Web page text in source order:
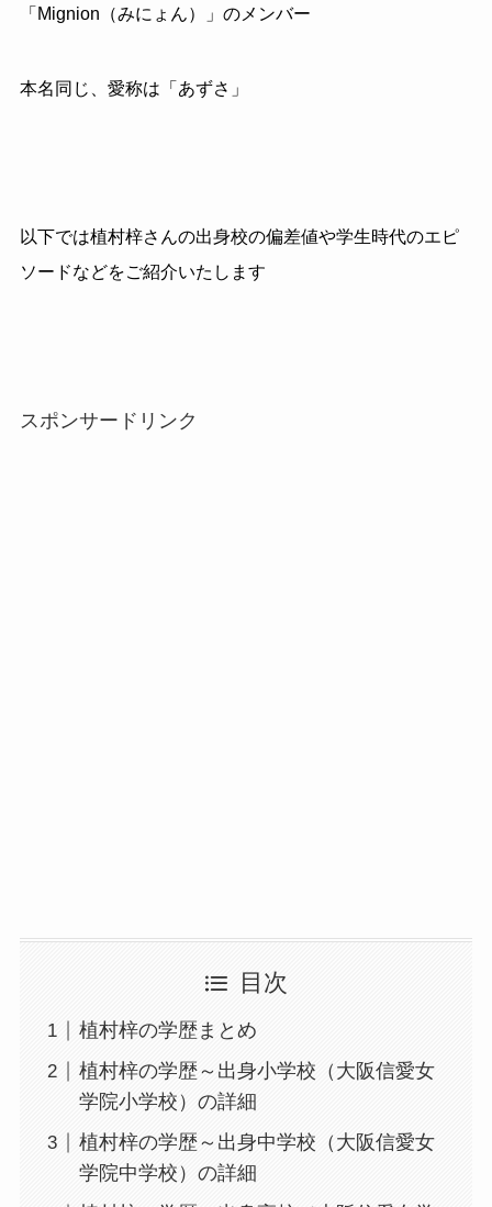
「Mignion（みにょん）」のメンバー
本名同じ、愛称は「あずさ」
以下では植村梓さんの出身校の偏差値や学生時代のエピ
ソードなどをご紹介いたします
スポンサードリンク
目次
植村梓の学歴まとめ
植村梓の学歴～出身小学校（大阪信愛女
学院小学校）の詳細
植村梓の学歴～出身中学校（大阪信愛女
学院中学校）の詳細